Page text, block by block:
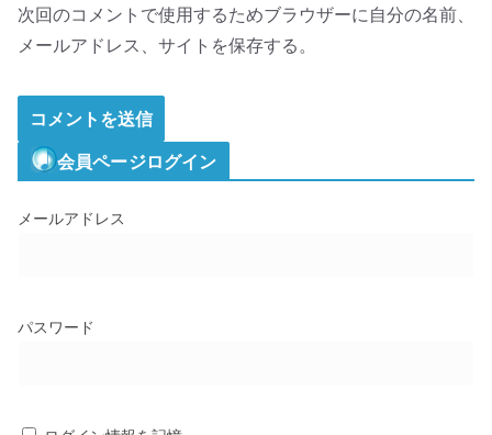
次回のコメントで使用するためブラウザーに自分の名前、
メールアドレス、サイトを保存する。
会員ページログイン
メールアドレス
パスワード